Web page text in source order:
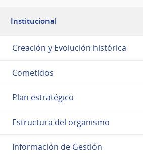
Institucional
Creación y Evolución histórica
Cometidos
Plan estratégico
Estructura del organismo
Información de Gestión